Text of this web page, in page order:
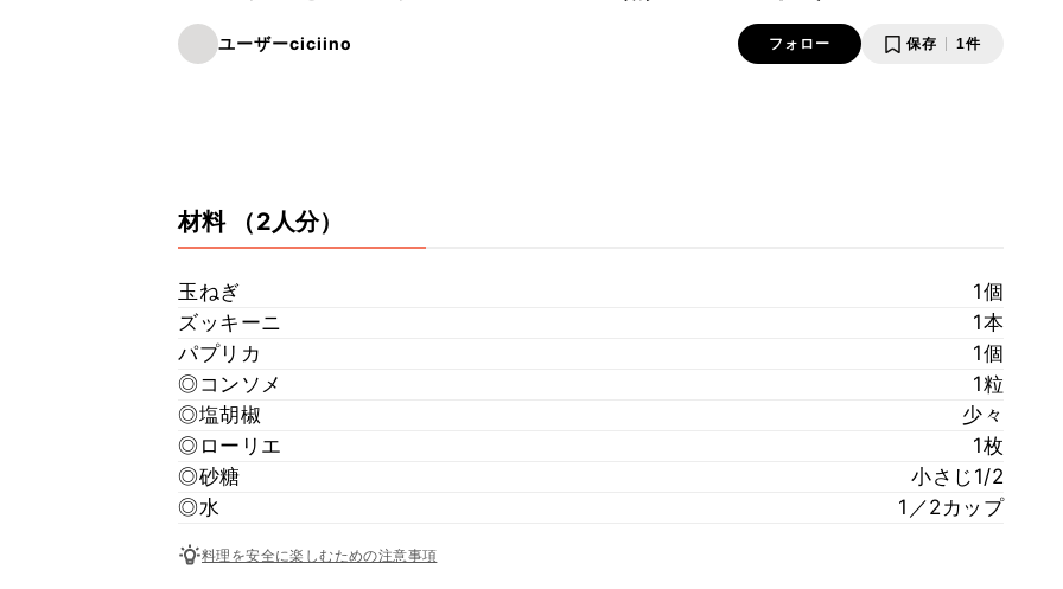
ユーザーciciino フォロー 保存 1件
材料 （2人分）
玉ねぎ
1個
ズッキーニ
1本
パプリカ
1個
◎コンソメ
1粒
◎塩胡椒
少々
◎ローリエ
1枚
◎砂糖
小さじ1/2
◎水
1／2カップ
料理を安全に楽しむための注意事項